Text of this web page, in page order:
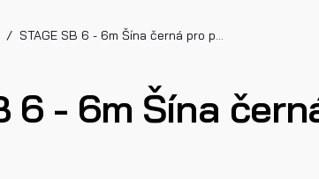
STAGE SB 6 - 6m Šína černá pro posuvné brány do 400kg
6 - 6m Šína